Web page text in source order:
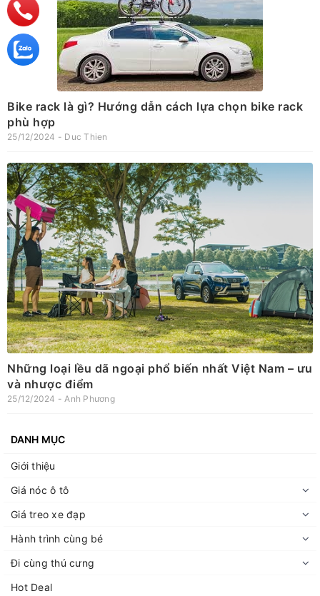
Bike rack là gì? Hướng dẫn cách lựa chọn bike rack
phù hợp
25/12/2024 - Duc Thien
Những loại lều dã ngoại phổ biến nhất Việt Nam – ưu
và nhược điểm
25/12/2024 - Anh Phương
DANH MỤC
Giới thiệu
Giá nóc ô tô
Giá treo xe đạp
Hành trình cùng bé
Đi cùng thú cưng
Hot Deal